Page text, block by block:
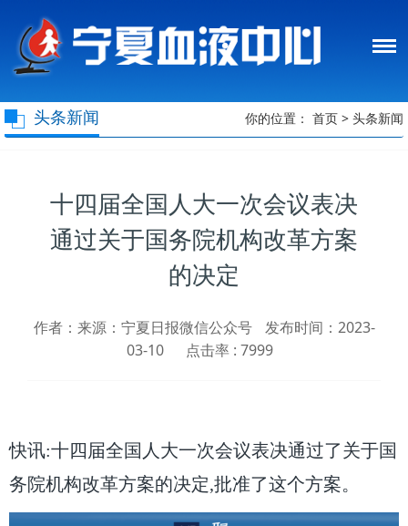
头条新闻 你的位置： 首页 > 头条新闻
十四届全国人大一次会议表决
通过关于国务院机构改革方案
的决定
作者：来源：宁夏日报微信公众号
发布时间：2023-
03-10
点击率 : 7999
快讯:十四届全国人大一次会议表决通过了关于国
务院机构改革方案的决定,批准了这个方案。